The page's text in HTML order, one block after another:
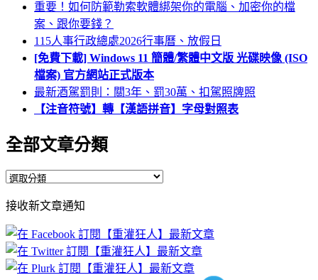
重要！如何防範勒索軟體綁架你的電腦、加密你的檔
案、跟你要錢？
115人事行政總處2026行事曆、放假日
[免費下載] Windows 11 簡體/繁體中文版 光碟映像 (ISO
檔案) 官方網站正式版本
最新酒駕罰則：關3年、罰30萬、扣駕照牌照
【注音符號】轉【漢語拼音】字母對照表
全部文章分類
全
文
章
分
類
接收新文章通知